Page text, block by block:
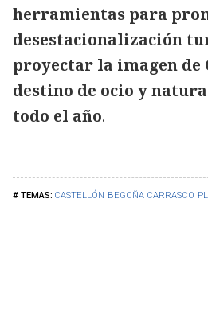
CASTELLÓN BEGOÑA CARRASCO
herramientas para
desestacionalización
proyectar la imagen de
destino de ocio y
todo el año.